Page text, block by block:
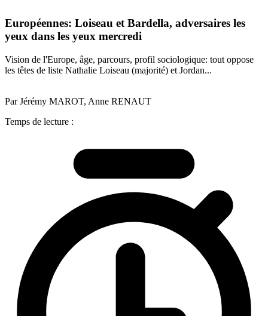
Européennes: Loiseau et Bardella, adversaires les
yeux dans les yeux mercredi
Vision de l'Europe, âge, parcours, profil sociologique: tout oppose
les têtes de liste Nathalie Loiseau (majorité) et Jordan...
Par Jérémy MAROT, Anne RENAUT
Temps de lecture :